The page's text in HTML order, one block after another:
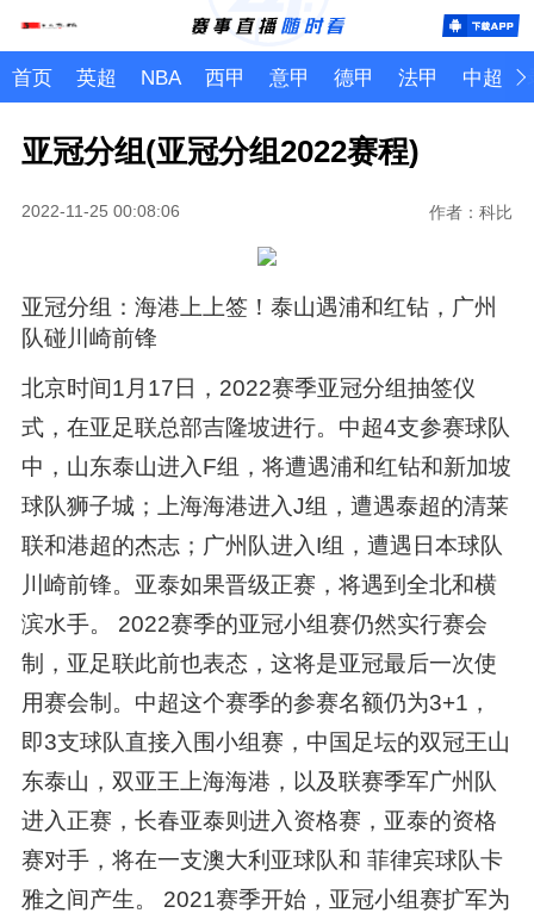
首页 英超 NBA 西甲 意甲 德甲 法甲 中超
亚冠分组(亚冠分组2022赛程)
2022-11-25 00:08:06 作者：科比
亚冠分组：海港上上签！泰山遇浦和红钻，广州
队碰川崎前锋
北京时间1月17日，2022赛季亚冠分组抽签仪
式，在亚足联总部吉隆坡进行。中超4支参赛球队
中，山东泰山进入F组，将遭遇浦和红钻和新加坡
球队狮子城；上海海港进入J组，遭遇泰超的清莱
联和港超的杰志；广州队进入I组，遭遇日本球队
川崎前锋。亚泰如果晋级正赛，将遇到全北和横
滨水手。 2022赛季的亚冠小组赛仍然实行赛会
制，亚足联此前也表态，这将是亚冠最后一次使
用赛会制。中超这个赛季的参赛名额仍为3+1，
即3支球队直接入围小组赛，中国足坛的双冠王山
东泰山，双亚王上海海港，以及联赛季军广州队
进入正赛，长春亚泰则进入资格赛，亚泰的资格
赛对手，将在一支澳大利亚球队和 菲律宾球队卡
雅之间产生。 2021赛季开始，亚冠小组赛扩军为